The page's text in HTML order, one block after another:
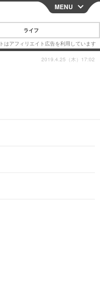
CLOSE
MENU
ライフ
2019.4.25（木）17:02